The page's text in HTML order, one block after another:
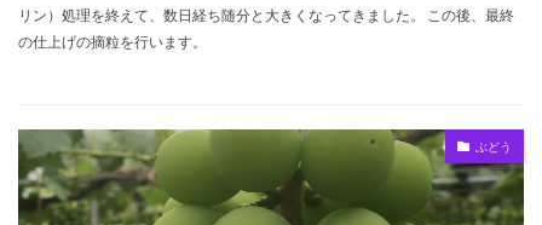
リン）処理を終えて、数日経ち随分と大きくなってきました。 この後、最終
の仕上げの摘粒を行います。
ぶどう